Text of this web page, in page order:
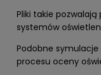
Pliki takie
systemów
Podobne
procesu oceny